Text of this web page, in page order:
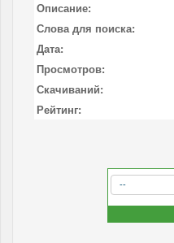
Описание:
Слова для поиска:
Дата:
Просмотров:
Скачиваний:
Рейтинг: